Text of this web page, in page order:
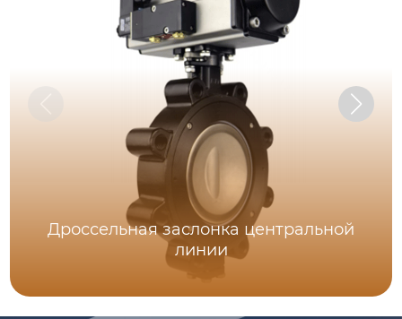
Дроссельная заслонка центральной
линии